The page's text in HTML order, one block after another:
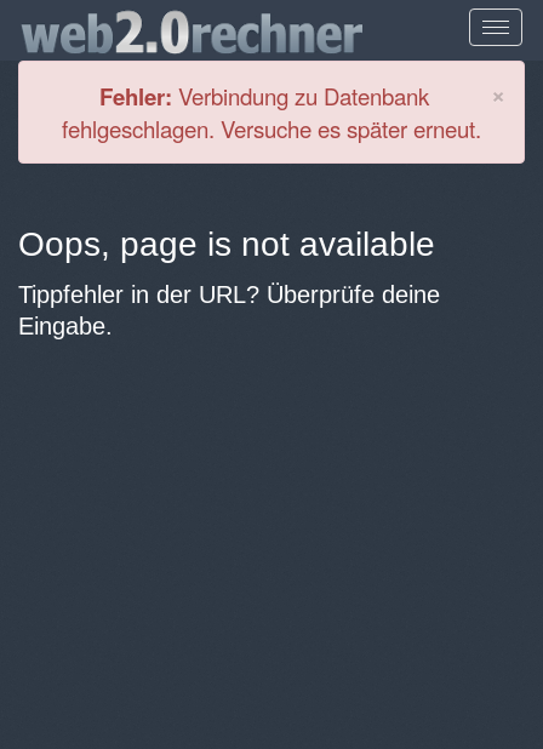
×
Fehler: Verbindung zu Datenbank
fehlgeschlagen. Versuche es später erneut.
Oops, page is not available
Tippfehler in der URL? Überprüfe deine
Eingabe.